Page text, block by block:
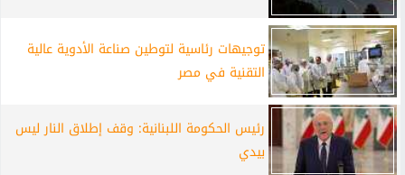
توجيهات رئاسية لتوطين صناعة الأدوية عالية
التقنية في مصر
رئيس الحكومة اللبنانية: وقف إطلاق النار ليس
بيدي